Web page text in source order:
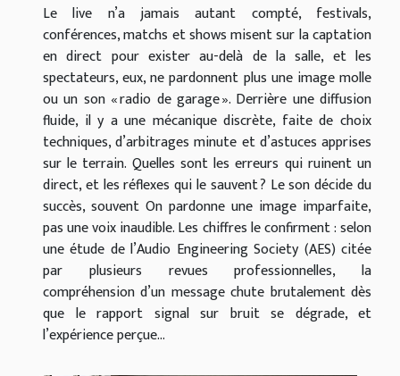
Le live n’a jamais autant compté, festivals,
conférences, matchs et shows misent sur la captation
en direct pour exister au-delà de la salle, et les
spectateurs, eux, ne pardonnent plus une image molle
ou un son « radio de garage ». Derrière une diffusion
fluide, il y a une mécanique discrète, faite de choix
techniques, d’arbitrages minute et d’astuces apprises
sur le terrain. Quelles sont les erreurs qui ruinent un
direct, et les réflexes qui le sauvent ? Le son décide du
succès, souvent On pardonne une image imparfaite,
pas une voix inaudible. Les chiffres le confirment : selon
une étude de l’Audio Engineering Society (AES) citée
par plusieurs revues professionnelles, la
compréhension d’un message chute brutalement dès
que le rapport signal sur bruit se dégrade, et
l’expérience perçue...